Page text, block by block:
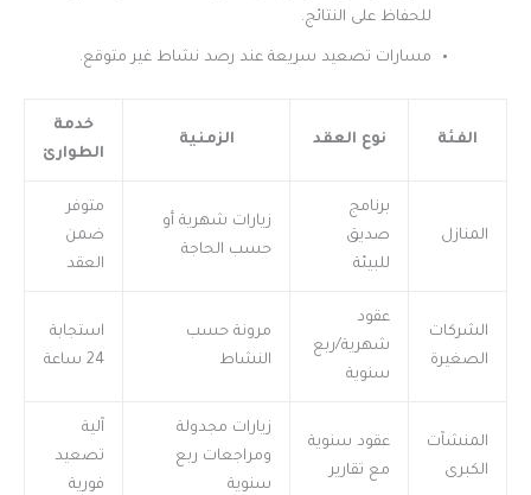
للحفاظ على النتائج.
مسارات تصعيد سريعة عند رصد نشاط غير متوقع.
الفئة نوع العقد الزمنية
خدمة
الطوارئ
المنازل
برنامج
صديق
للبيئة
زيارات شهرية أو
حسب الحاجة
متوفر
ضمن
العقد
الشركات
الصغيرة
عقود
شهرية/ربع
سنوية
مرونة حسب
النشاط
استجابة
24 ساعة
المنشآت
الكبرى
عقود سنوية
مع تقارير
زيارات مجدولة
ومراجعات ربع
سنوية
آلية
تصعيد
فورية